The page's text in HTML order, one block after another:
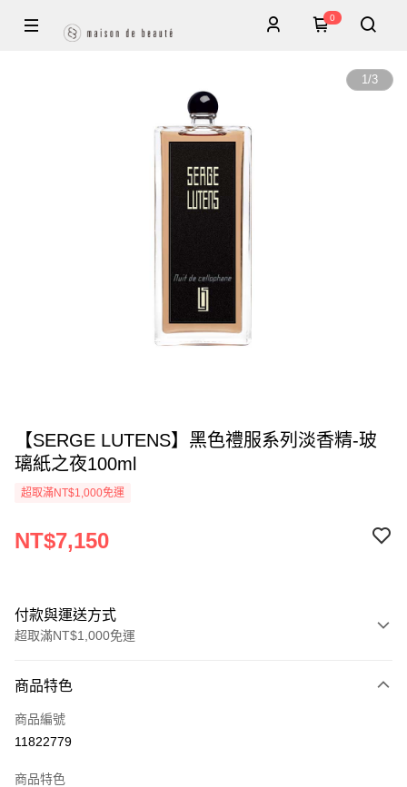
0
1/3
【SERGE LUTENS】黑色禮服系列淡香精-玻
璃紙之夜100ml
超取滿NT$1,000免運
NT$7,150
付款與運送方式
超取滿NT$1,000免運
信用卡一次付款
ATM付款
運送方式
商品特色
商品編號
11822779
商品特色